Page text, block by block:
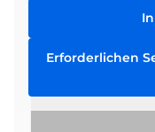
Erforderlichen